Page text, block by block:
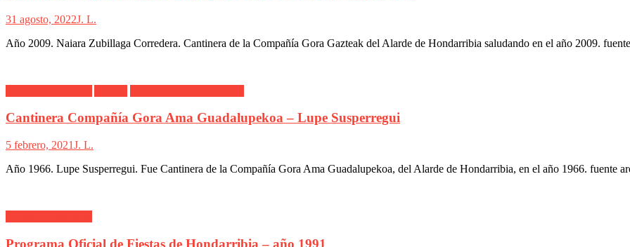
31 agosto, 2022J. L.
Año 2009. Naiara Zubillaga Corredera. Cantinera de la Compañía Gora Gazteak del Alarde de Hondarribia saludando en el año 2009.
Cantinera Compañía Gora Ama Guadalupekoa – Lupe Susperregui
5 febrero, 2021J. L.
Año 1966. Lupe Susperregui. Fue Cantinera de la Compañía Gora Ama Guadalupekoa, del Alarde de Hondarribia, en el año 1966. fuente
Programa Oficial de Fiestas de Hondarribia – año 1991